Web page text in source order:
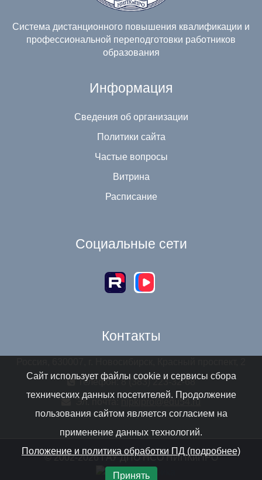
Система дистанционного повышения квалификации и
профессиональной переподготовки работников
образования
Информация
Сведения об организации
Политики сайта
Частые вопросы
Витрина
Расписание
Социальные сети
Контакты
Телефон: 8 (383) 223-32-68
Эл. почта:
nipkipro@edu54.ru
© 2002-2026 ГАУ ДПО НСО НИПКиПРО
Сайт использует файлы cookie и сервисы сбора
технических данных посетителей. Продолжение
пользования сайтом является согласием на
применение данных технологий.
Положение и политика обработки ПД (подробнее)
Принять